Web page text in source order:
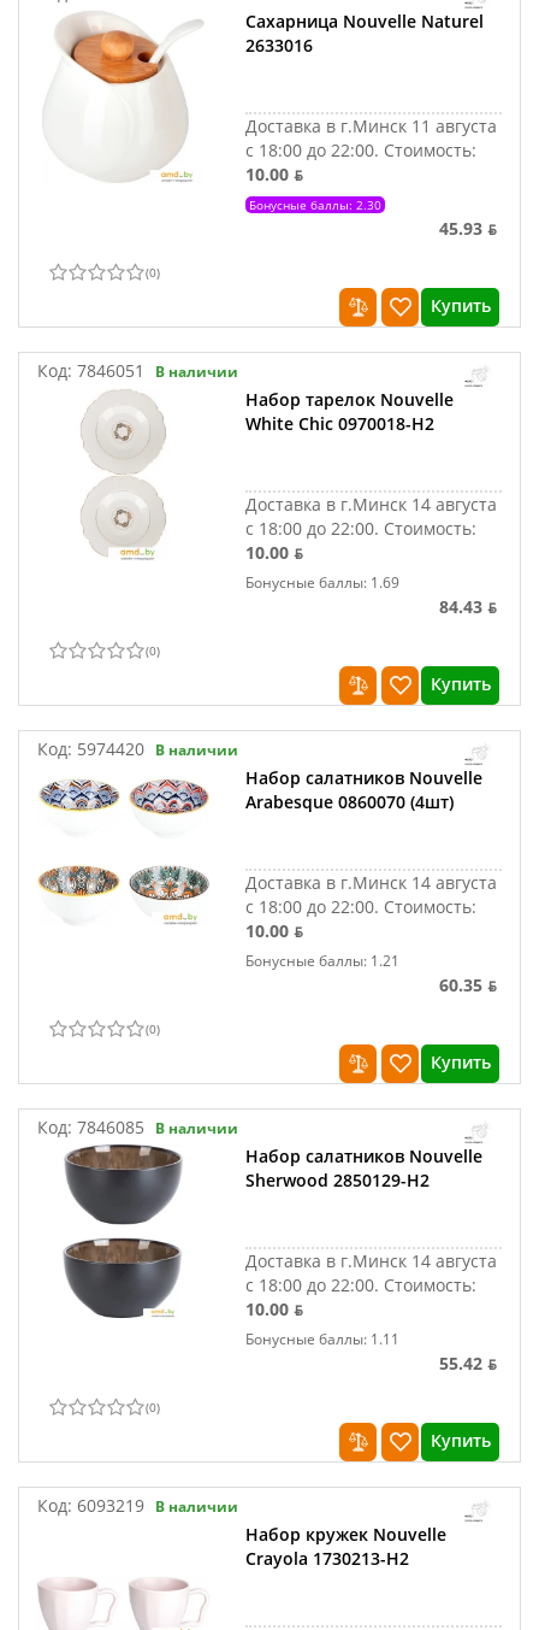
Сахарница Nouvelle Naturel
2633016
Доставка в г.Минск 11 августа
с 18:00 до 22:00. Стоимость:
10.00 ƃ
Бонусные баллы: 2.30
45.93 ƃ
(0)
Купить
Код: 7846051 В наличии
Набор тарелок Nouvelle
White Chic 0970018-Н2
Доставка в г.Минск 14 августа
с 18:00 до 22:00. Стоимость:
10.00 ƃ
Бонусные баллы: 1.69
84.43 ƃ
(0)
Купить
Код: 5974420 В наличии
Набор салатников Nouvelle
Arabesque 0860070 (4шт)
Доставка в г.Минск 14 августа
с 18:00 до 22:00. Стоимость:
10.00 ƃ
Бонусные баллы: 1.21
60.35 ƃ
(0)
Купить
Код: 7846085 В наличии
Набор салатников Nouvelle
Sherwood 2850129-Н2
Доставка в г.Минск 14 августа
с 18:00 до 22:00. Стоимость:
10.00 ƃ
Бонусные баллы: 1.11
55.42 ƃ
(0)
Купить
Код: 6093219 В наличии
Набор кружек Nouvelle
Crayola 1730213-Н2